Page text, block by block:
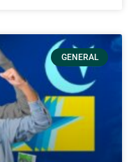
GENERAL